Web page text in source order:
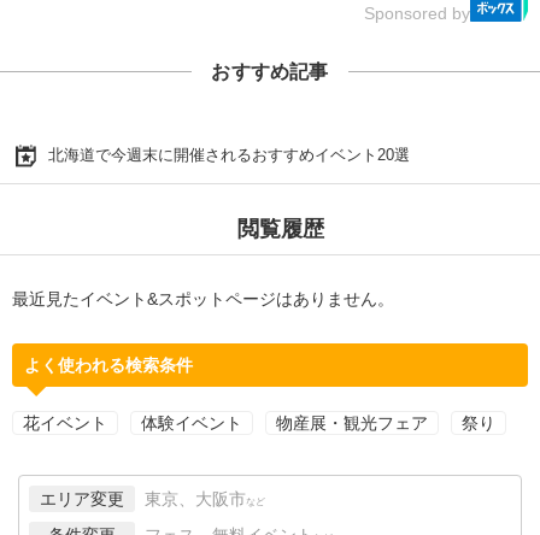
Sponsored by
おすすめ記事
北海道で今週末に開催されるおすすめイベント20選
閲覧履歴
最近見たイベント&スポットページはありません。
よく使われる検索条件
花イベント 体験イベント 物産展・観光フェア 祭り
エリア変更 東京、大阪市 など